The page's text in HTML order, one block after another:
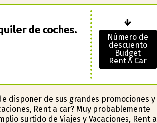
de coches.
Número de
descuento
Budget
Rent A Car
disponer de sus grandes promociones y
Rent a car? Muy probablemente
surtido de Viajes y Vacaciones, Rent a